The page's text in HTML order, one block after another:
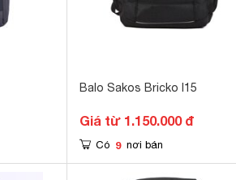
Balo Sakos Bricko I15
Giá từ 1.150.000 đ
Có 9 nơi bán